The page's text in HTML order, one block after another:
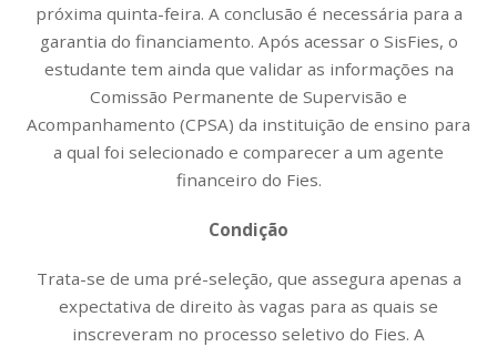
próxima quinta-feira. A conclusão é necessária para a
garantia do financiamento. Após acessar o SisFies, o
estudante tem ainda que validar as informações na
Comissão Permanente de Supervisão e
Acompanhamento (CPSA) da instituição de ensino para
a qual foi selecionado e comparecer a um agente
financeiro do Fies.
Condição
Trata-se de uma pré-seleção, que assegura apenas a
expectativa de direito às vagas para as quais se
inscreveram no processo seletivo do Fies. A